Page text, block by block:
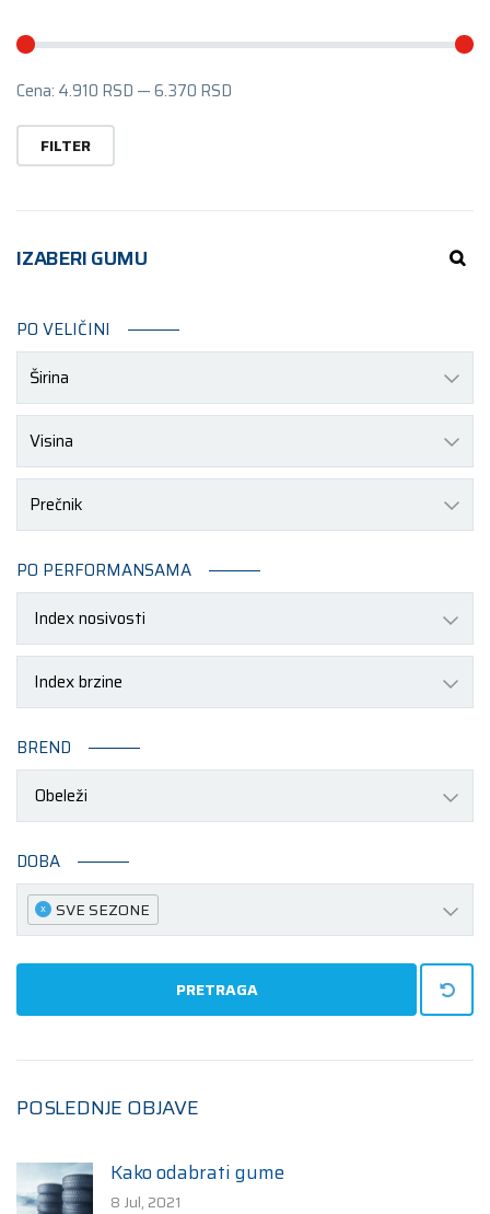
FILTER
Cena: 4.910 RSD —6.370 RSD
IZABERI GUMU
PO VELIČINI
Širina
Visina
Prečnik
PO PERFORMANSAMA
BREND
Obeleži
DOBA
x SVE SEZONE
PRETRAGA
POSLEDNJE OBJAVE
Kako odabrati gume
8 Jul, 2021